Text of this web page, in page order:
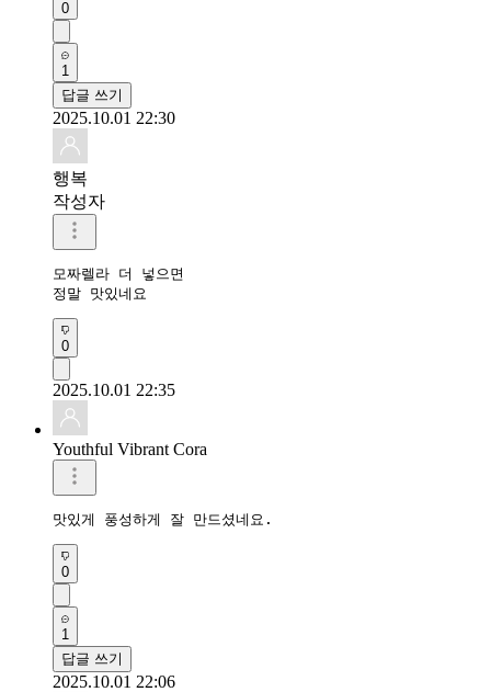
0
1
답글 쓰기
2025.10.01 22:30
행복
작성자
모짜렐라 더 넣으면
정말 맛있네요
0
2025.10.01 22:35
Youthful Vibrant Cora
맛있게 풍성하게 잘 만드셨네요.
0
1
답글 쓰기
2025.10.01 22:06